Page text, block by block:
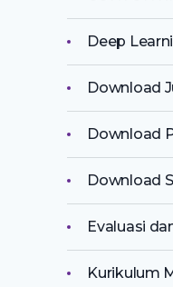
Deep
Download
Download
Download
Evaluasi
Kurikulum